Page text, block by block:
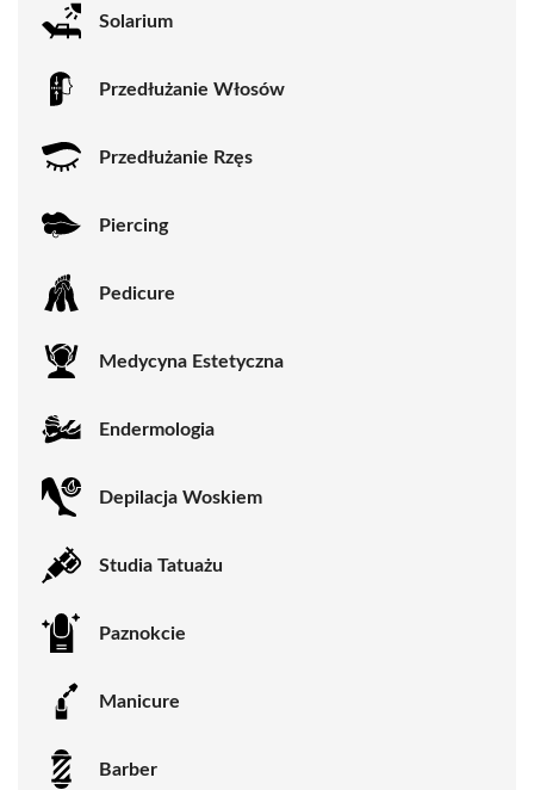
Solarium
Przedłużanie Włosów
Przedłużanie Rzęs
Piercing
Pedicure
Medycyna Estetyczna
Endermologia
Depilacja Woskiem
Studia Tatuażu
Paznokcie
Manicure
Barber